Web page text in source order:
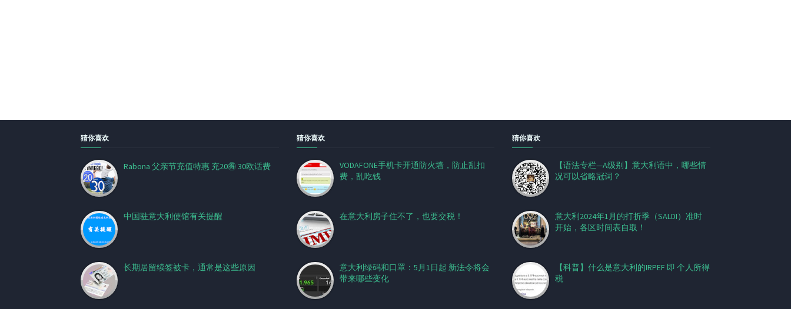
猜你喜欢
Rabona 父亲节充值特惠 充20🉐️ 30欧话费
中国驻意大利使馆有关提醒
长期居留续签被卡，通常是这些原因
猜你喜欢
VODAFONE手机卡开通防火墙，防止乱扣
费，乱吃钱
在意大利房子住不了，也要交税！
意大利绿码和口罩：5月1日起 新法令将会
带来哪些变化
猜你喜欢
【语法专栏—A级别】意大利语中，哪些情
况可以省略冠词？
意大利2024年1月的打折季（SALDI）准时
开始，各区时间表自取！
【科普】什么是意大利的IRPEF 即 个人所得
税